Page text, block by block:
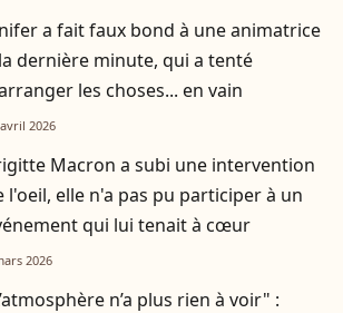
a fait faux bond à une animatrice
dernière minute, qui a tenté
les choses... en vain
2026
Macron a subi une intervention
l'oeil, elle n'a pas pu participer à un
qui lui tenait à cœur
2026
n’a plus rien à voir" :